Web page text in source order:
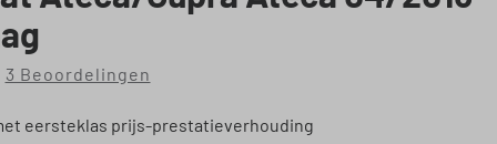
eersteklas prijs-prestatieverhouding
3 Beoordelingen